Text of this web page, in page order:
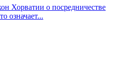
Хорватии о посредничестве
означает...